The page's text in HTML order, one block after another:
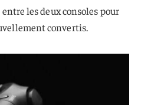
les deux consoles pour
convertis.